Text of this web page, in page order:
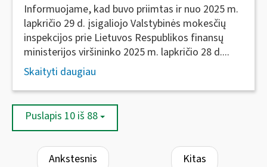
Informuojame, kad buvo priimtas ir nuo 2025 m.
lapkričio 29 d. įsigaliojo Valstybinės mokesčių
inspekcijos prie Lietuvos Respublikos finansų
ministerijos viršininko 2025 m. lapkričio 28 d....
Skaityti daugiau
Puslapis 10 iš 88
Ankstesnis Kitas